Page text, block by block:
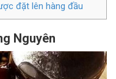
đặt lên hàng đầu
Nguyên